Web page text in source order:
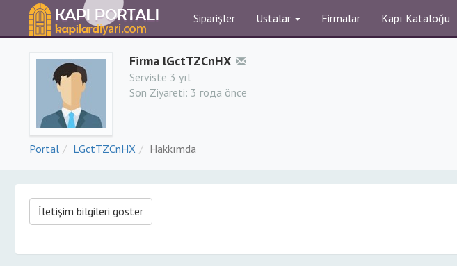
Siparişler Ustalar Firmalar Kapı Kataloğu
Firma lGctTZCnHX
Serviste 3 yıl
Son Ziyareti: 3 года önce
Portal LGctTZCnHX Hakkımda
İletişim bilgileri göster